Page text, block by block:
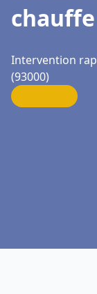
Intervention
(93000)